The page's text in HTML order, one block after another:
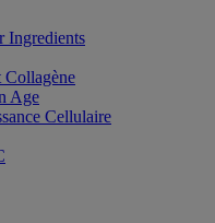
Ingredients
Collagène
Age
Cellulaire